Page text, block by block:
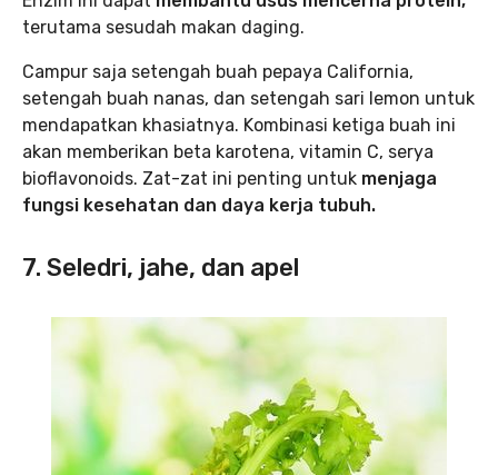
terutama sesudah makan daging.
Campur saja setengah buah pepaya California,
setengah buah nanas, dan setengah sari lemon untuk
mendapatkan khasiatnya. Kombinasi ketiga buah ini
akan memberikan beta karotena, vitamin C, serya
bioflavonoids. Zat-zat ini penting untuk menjaga
fungsi kesehatan dan daya kerja tubuh.
7. Seledri, jahe, dan apel